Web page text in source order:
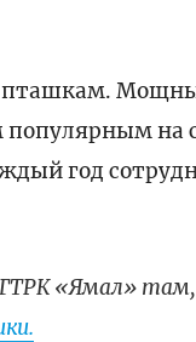
на
год
«Ямал» там,